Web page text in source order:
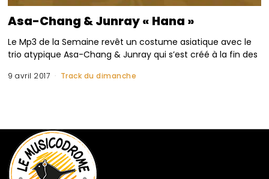
Asa-Chang & Junray « Hana »
Le Mp3 de la Semaine revêt un costume asiatique avec le
trio atypique Asa-Chang & Junray qui s’est créé à la fin des
9 avril 2017 Track du dimanche